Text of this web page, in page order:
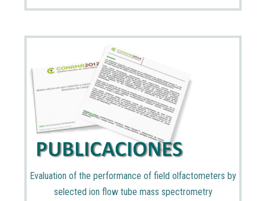
Evaluation of the performance of field olfactometers by
selected ion flow tube mass spectrometry